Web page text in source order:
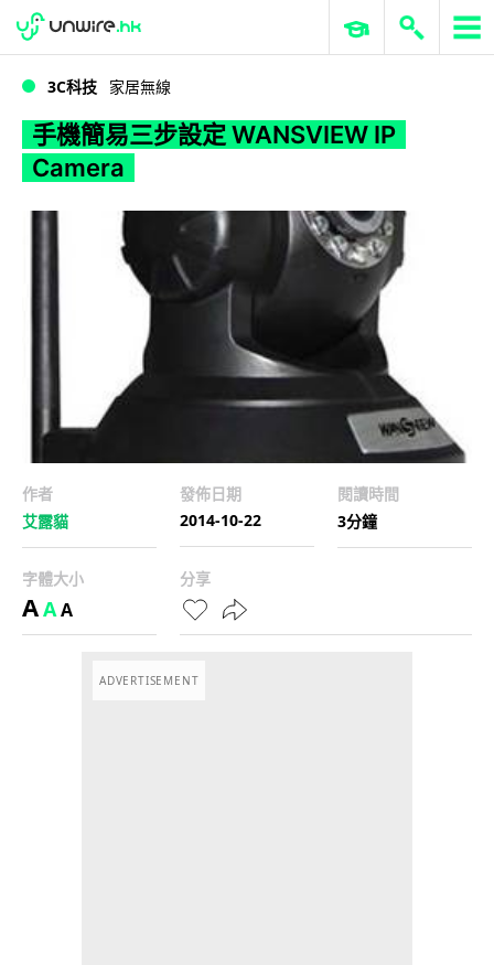
手機簡易三步設定 WANSVIEW IP Camera
WWDC 2026 ERP 與商業 AI
3C科技 家居無線
手機簡易三步設定 WANSVIEW IP
Camera
作者
艾露貓
發佈日期
2014-10-22
閱讀時間
3分鐘
字體大小
AAA
分享
ADVERTISEMENT